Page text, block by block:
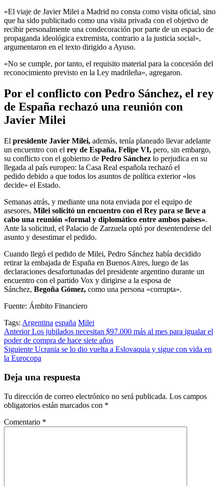
«El viaje de Javier Milei a Madrid no consta como visita oficial, sino
que ha sido publicitado como una visita privada con el objetivo de
recibir personalmente una condecoración por parte de un espacio de
propaganda ideológica extremista, contrario a la justicia social»,
argumentaron en el texto dirigido a Ayuso.
«No se cumple, por tanto, el requisito material para la concesión del
reconocimiento previsto en la Ley madrileña», agregaron.
Por el conflicto con Pedro Sánchez, el rey
de España rechazó una reunión con
Javier Milei
El presidente Javier Milei, además, tenía planeado llevar adelante
un encuentro con el rey de España, Felipe VI, pero, sin embargo,
su conflicto con el gobierno de Pedro Sánchez lo perjudica en su
llegada al país europeo: la Casa Real española rechazó el
pedido debido a que todos los asuntos de política exterior «los
decide» el Estado.
Semanas atrás, y mediante una nota enviada por el equipo de
asesores, Milei solicitó un encuentro con el Rey para se lleve a
cabo una reunión «formal y diplomático entre ambos países».
Ante la solicitud, el Palacio de Zarzuela optó por desentenderse del
asunto y desestimar el pedido.
Cuando llegó el pedido de Milei, Pedro Sánchez había decidido
retirar la embajada de España en Buenos Aires, luego de las
declaraciones desafortunadas del presidente argentino durante un
encuentro con el partido Vox y dirigirse a la esposa de
Sánchez, Begoña Gómez, como una persona «corrupta».
Fuente: Ámbito Financiero
Tags: Argentina españa Milei
Post
navigation
AnteriorLos jubilados necesitan $97.000 más al mes para igualar el
poder de compra de hace siete años
Siguiente Ucrania se lo dio vuelta a Eslovaquia y sigue con vida en
la Eurocopa
Deja una respuesta
Tu dirección de correo electrónico no será publicada. Los campos
obligatorios están marcados con *
Comentario *